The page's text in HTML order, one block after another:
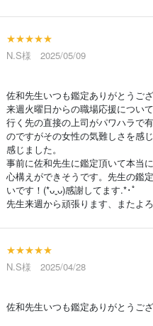
★★★★★
N.S様 2025/05/09
佐和先生いつも鑑定ありがとうご
来週火曜日からの職場応援につい
行く先の直接の上司がパワハラで
のですがその女性の気難しさを感
感じました。
事前に佐和先生に鑑定頂いて本当
心構えができそうです。先生の鑑
いです！(*ᴗˬᴗ)感謝してます.*･ﾟ
先生来週から頑張ります、またよ
★★★★★
N.S様 2025/04/28
佐和先生いつも鑑定ありがとうござ